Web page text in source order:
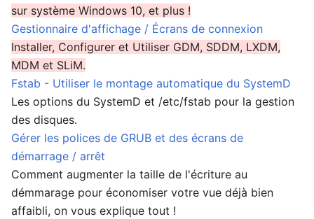
sur système Windows 10, et plus !
Gestionnaire d'affichage / Écrans de connexion
Installer, Configurer et Utiliser GDM, SDDM, LXDM,
MDM et SLiM.
Fstab - Utiliser le montage automatique du SystemD
Les options du SystemD et /etc/fstab pour la gestion
des disques.
Gérer les polices de GRUB et des écrans de
démarrage / arrêt
Comment augmenter la taille de l'écriture au
démmarage pour économiser votre vue déjà bien
affaibli, on vous explique tout !